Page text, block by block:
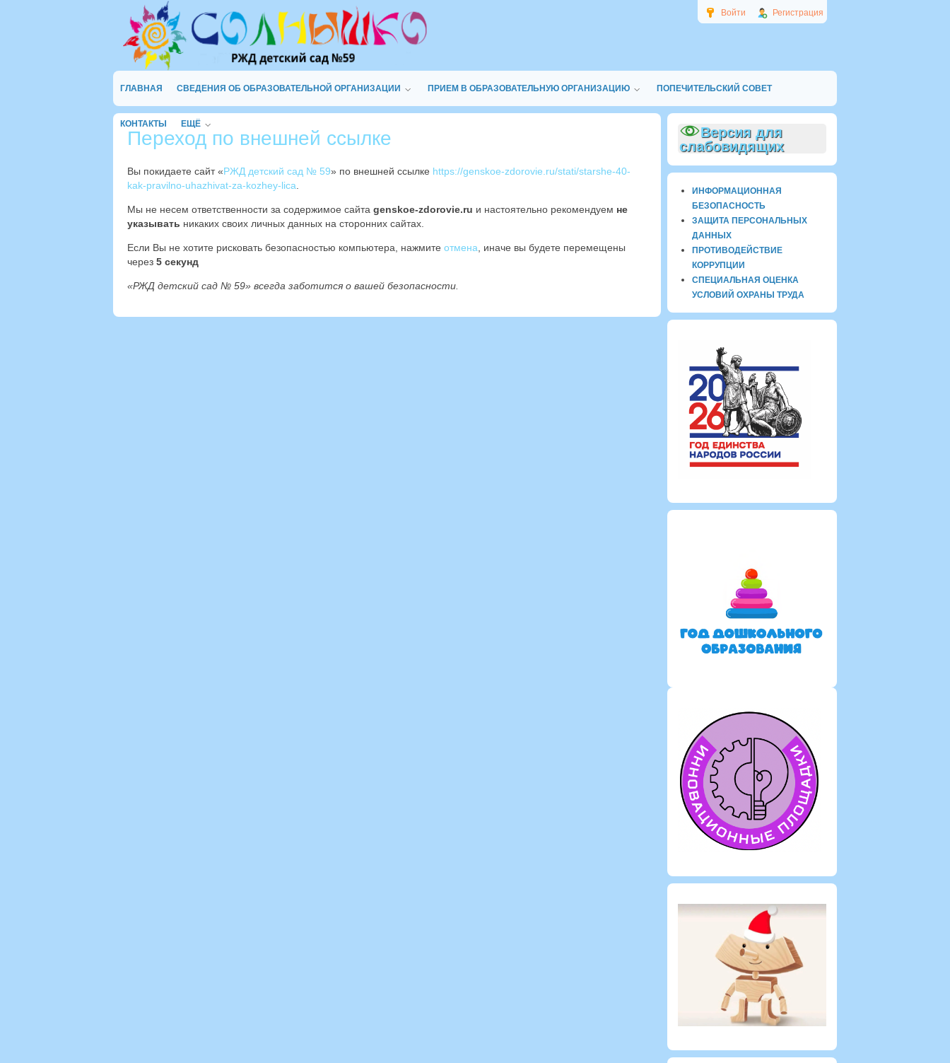
Войти Регистрация
ГЛАВНАЯ СВЕДЕНИЯ ОБ ОБРАЗОВАТЕЛЬНОЙ ОРГАНИЗАЦИИ ПРИЕМ В ОБРАЗОВАТЕЛЬНУЮ ОРГАНИЗАЦИЮ ПОПЕЧИТЕЛЬСКИЙ СОВЕТ
КОНТАКТЫ ЕЩЁ
Переход по внешней ссылке
Вы покидаете сайт «РЖД детский сад № 59» по внешней ссылке https://genskoe-zdorovie.ru/stati/starshe-40-
kak-pravilno-uhazhivat-za-kozhey-lica
Мы не несем ответственности за содержимое сайта genskoe-zdorovie.ru и настоятельно рекомендуем не
указывать никаких своих личных данных на сторонних сайтах.
Если Вы не хотите рисковать безопасностью компьютера, нажмите отмена , иначе вы будете перемещены
через 5 секунд
«РЖД детский сад № 59» всегда заботится о вашей безопасности.
Версия для
слабовидящих
ИНФОРМАЦИОННАЯ
БЕЗОПАСНОСТЬ
ЗАЩИТА ПЕРСОНАЛЬНЫХ
ДАННЫХ
ПРОТИВОДЕЙСТВИЕ
КОРРУПЦИИ
СПЕЦИАЛЬНАЯ ОЦЕНКА
УСЛОВИЙ ОХРАНЫ ТРУДА